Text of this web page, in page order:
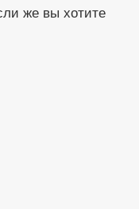
же вы хотите